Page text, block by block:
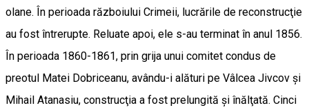
olane. În perioada războiului Crimeii, lucrările de reconstrucţie
au fost întrerupte. Reluate apoi, ele s-au terminat în anul 1856.
În perioada 1860-1861, prin grija unui comitet condus de
preotul Matei Dobriceanu, avându-i alături pe Vâlcea Jivcov şi
Mihail Atanasiu, construcţia a fost prelungită şi înălţată. Cinci